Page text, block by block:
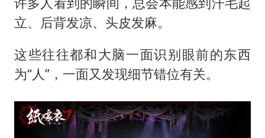
立、后背发凉、头皮发麻。
这些往往都和大脑一面识别眼前的东西
为“人”，一面又发现细节错位有关。